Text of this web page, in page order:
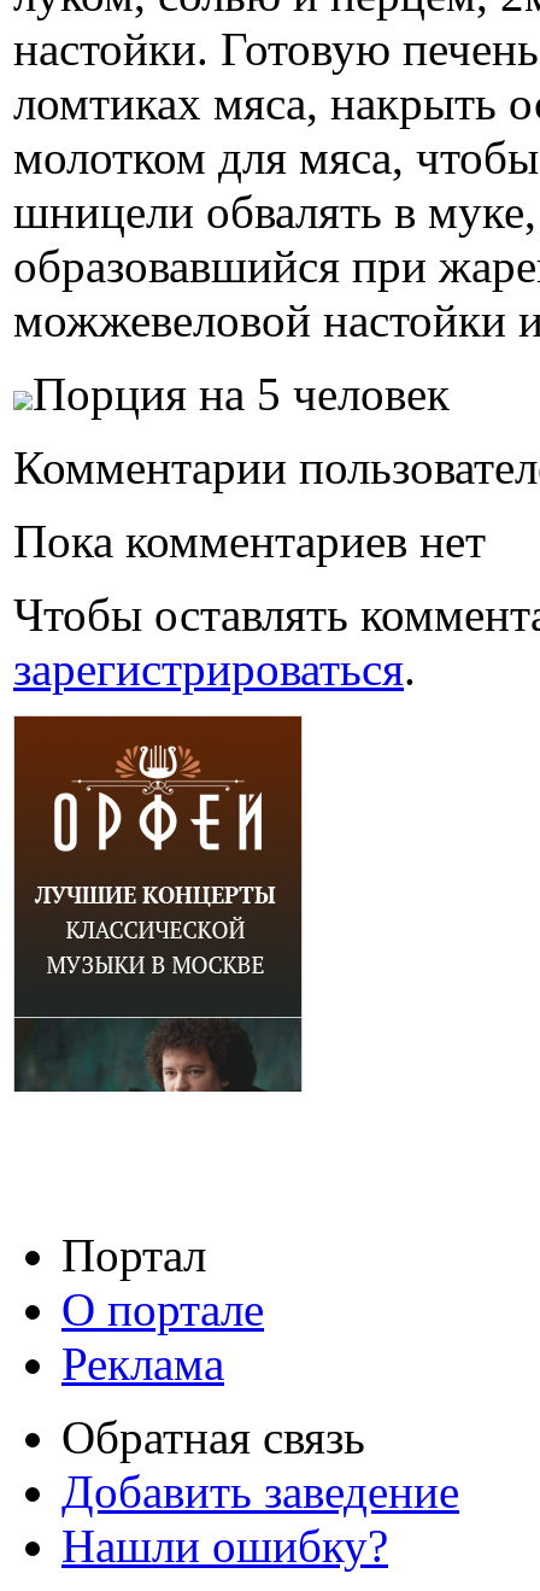
настойки. Готовую
ломтиках мяса, накрыть
молотком для мяса,
шницели обвалять в
образовавшийся при
можжевеловой настойки
Порция на 5 человек
Комментарии
Пока комментариев нет
Чтобы оставлять
зарегистрироваться.
Портал
О портале
Реклама
Обратная связь
Добавить заведение
Нашли ошибку?